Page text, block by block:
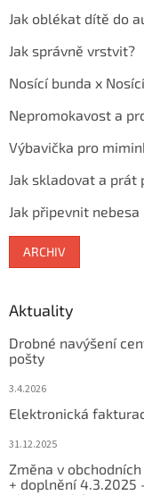
Jak oblékat dítě do
Jak správně vrstvit?
Nosící bunda x
Nepromokavost a
Výbavička pro
Jak skladovat a prát
Jak připevnit
ARCHIV
Aktuality
Drobné navýšení
pošty
3.4.2026
Elektronická
31.12.2025
Změna v
+ doplnění 4.3.2025